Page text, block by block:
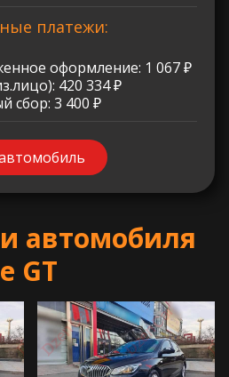
платежи:
оформление: 1 067 ₽
420 334 ₽
сбор: 3 400 ₽
автомобиля
GT